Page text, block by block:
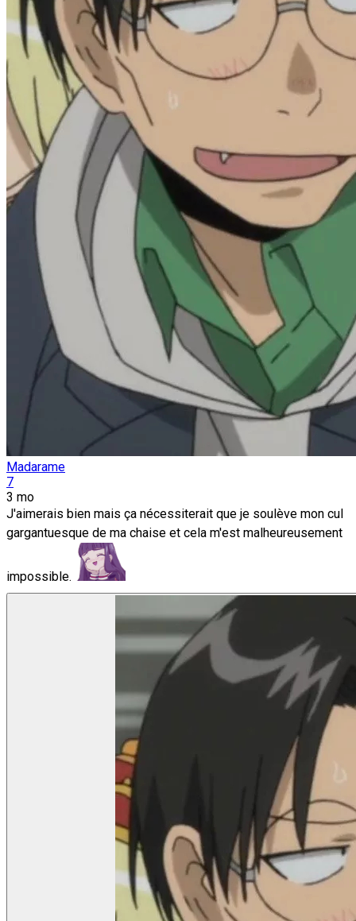
Madarame
7
3 mo
J'aimerais bien mais ça nécessiterait que je soulève mon cul
gargantuesque de ma chaise et cela m'est malheureusement
impossible.